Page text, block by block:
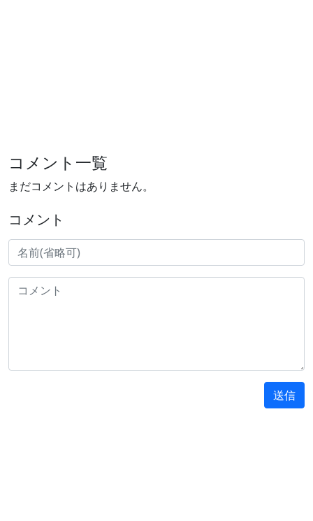
コメント一覧
まだコメントはありません。
コメント
送信